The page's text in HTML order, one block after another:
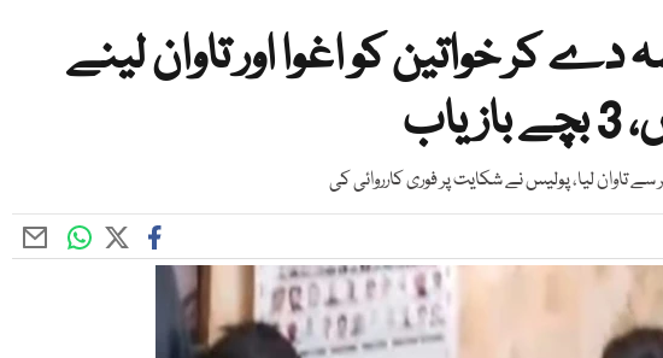
دے کر خواتین کو اغوا اور تاوان لینے
تاوان لیا، پولیس نے شکایت پر فوری کارروائی کی